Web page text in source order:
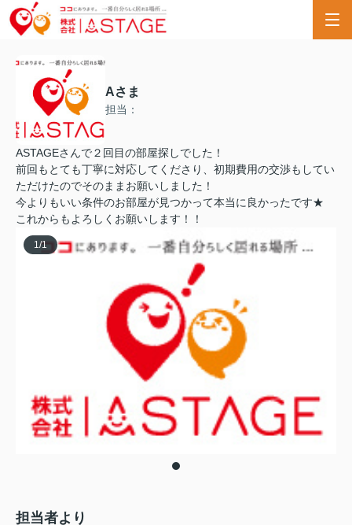
Aさま
担当：
ASTAGEさんで２回目の部屋探しでした！
前回もとても丁寧に対応してくださり、初期費用の交渉もしてい
ただけたのでそのままお願いしました！
今よりもいい条件のお部屋が見つかって本当に良かったです★
これからもよろしくお願いします！！
1/1
担当者より